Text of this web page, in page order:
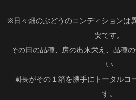
※日々畑のぶどうのコンディションは
安です。
その日の品種、房の出来栄え、品種
い
園長がその１箱を勝手にトータルコ
す。